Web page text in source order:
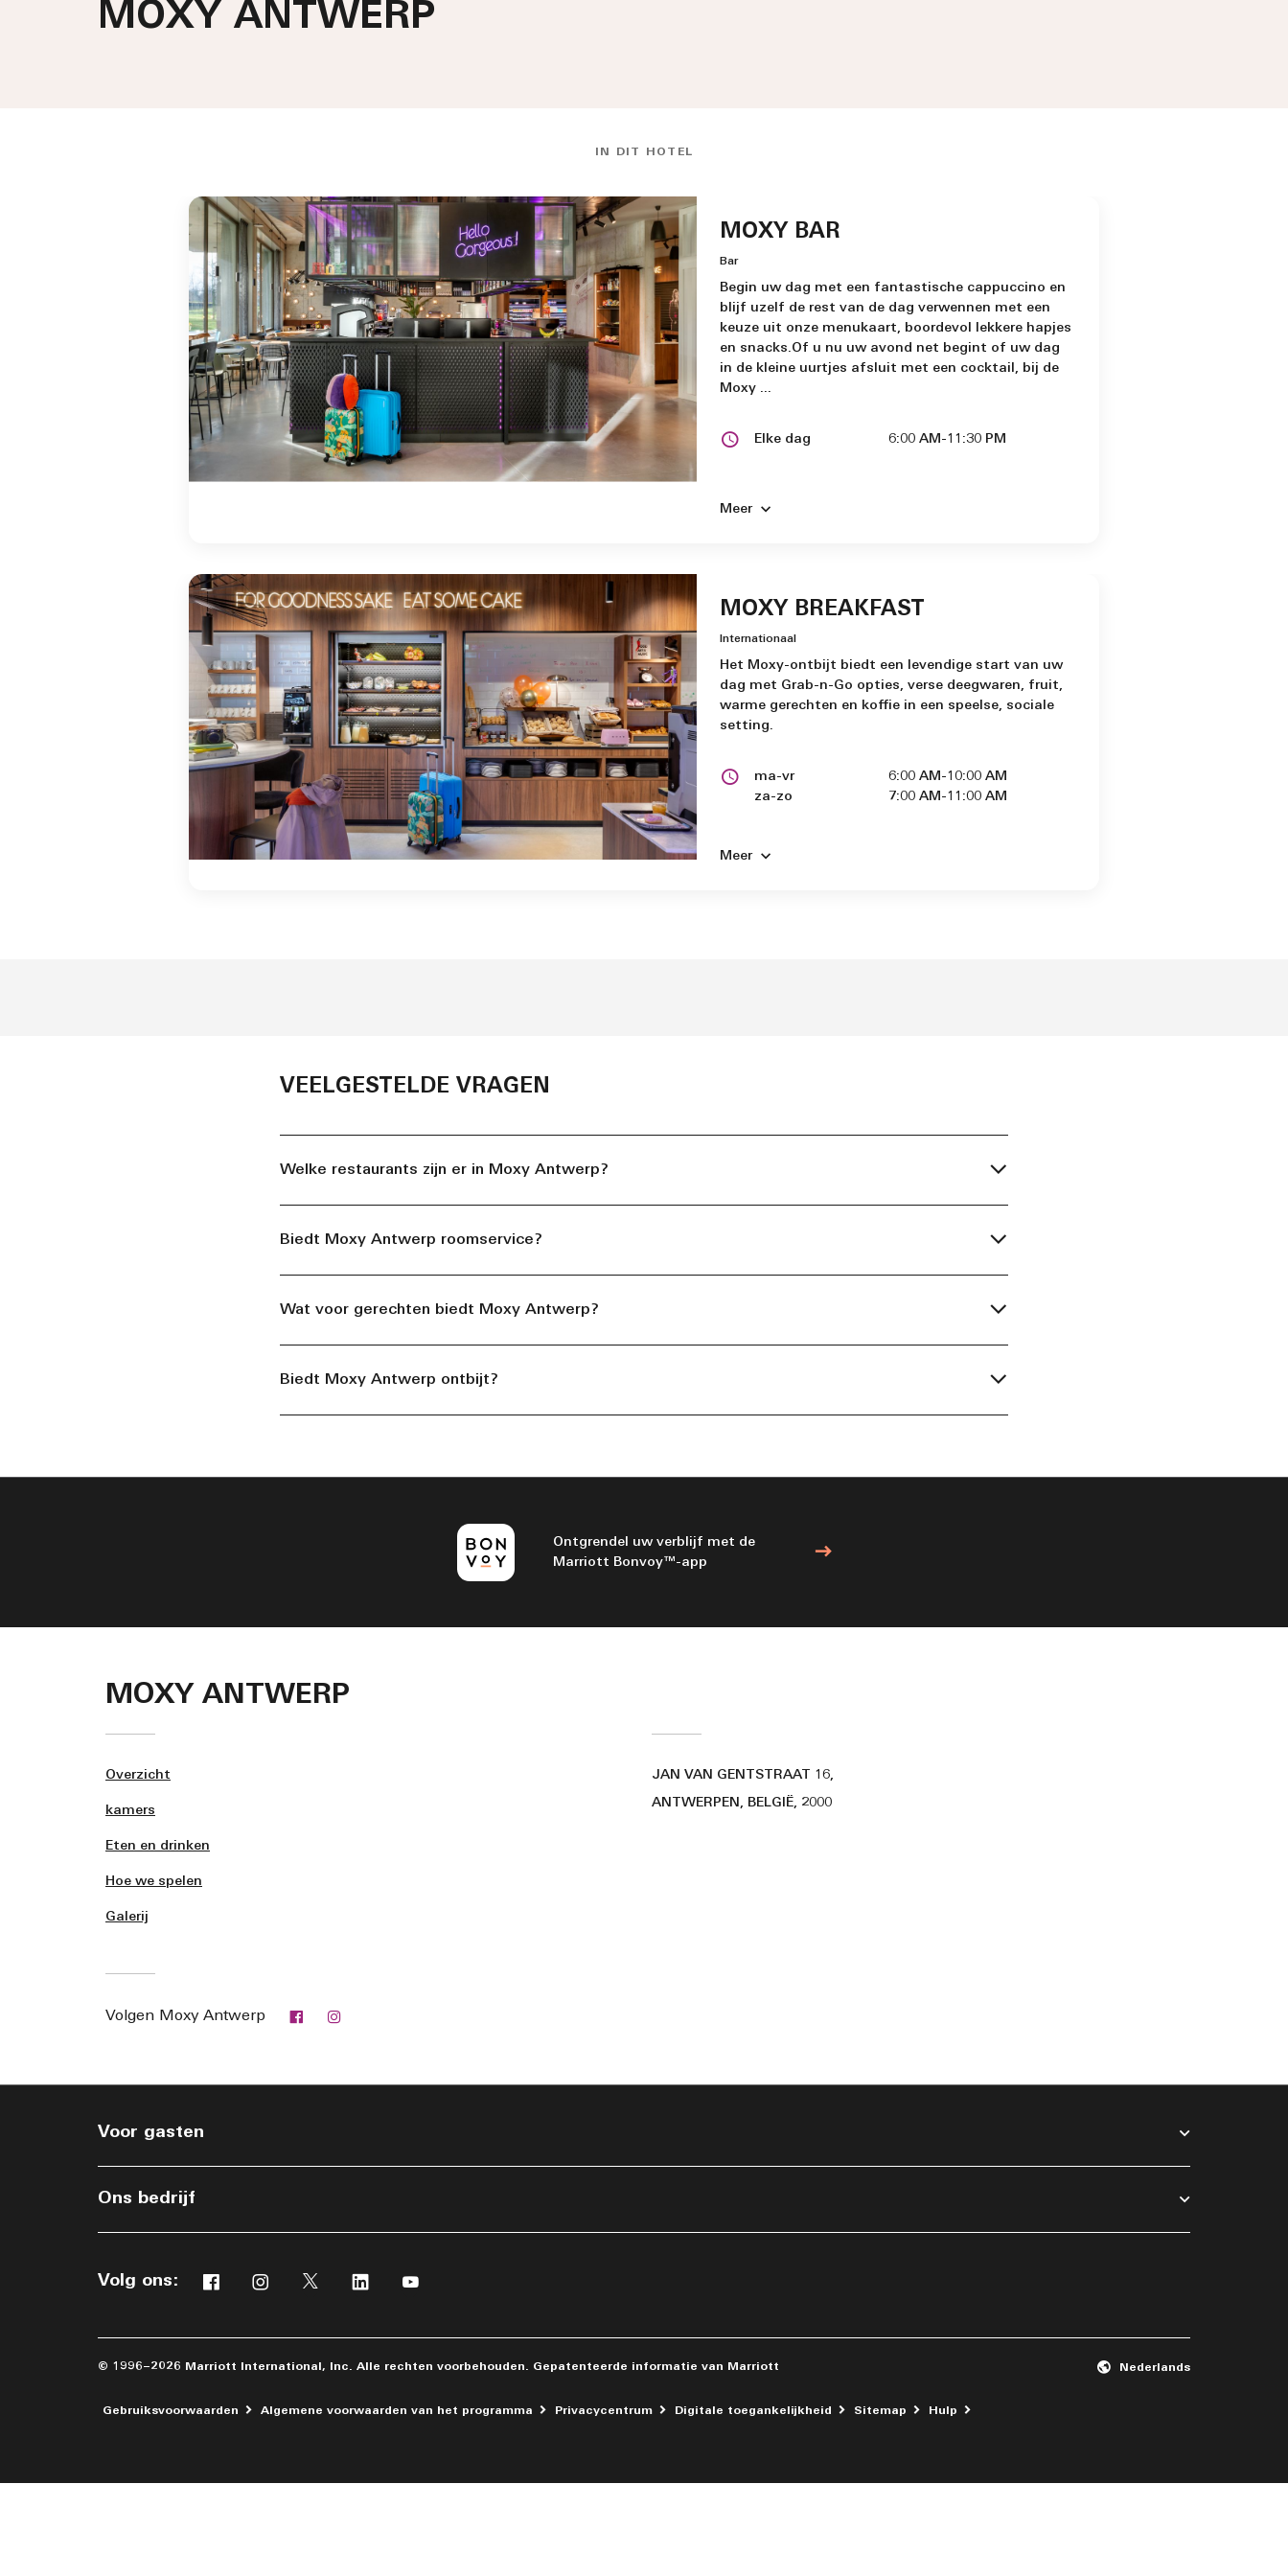
MOXY ANTWERP
IN DIT HOTEL
MOXY BAR
Bar
Begin uw dag met een fantastische cappuccino en
blijf uzelf de rest van de dag verwennen met een
keuze uit onze menukaart, boordevol lekkere hapjes
en snacks.Of u nu uw avond net begint of uw dag
in de kleine uurtjes afsluit met een cocktail, bij de
Moxy ...
Elke dag 6:00 AM-11:30 PM
Meer
MOXY BREAKFAST
Internationaal
Het Moxy-ontbijt biedt een levendige start van uw
dag met Grab-n-Go opties, verse deegwaren, fruit,
warme gerechten en koffie in een speelse, sociale
setting.
ma-vr
6:00 AM-10:00 AM
za-zo
7:00 AM-11:00 AM
Meer
VEELGESTELDE VRAGEN
Welke restaurants zijn er in Moxy Antwerp?
Biedt Moxy Antwerp roomservice?
Wat voor gerechten biedt Moxy Antwerp?
Biedt Moxy Antwerp ontbijt?
Ontgrendel uw verblijf met de
Marriott Bonvoy™-app
MOXY ANTWERP
Overzicht
kamers
Eten en drinken
Hoe we spelen
Galerij
JAN VAN GENTSTRAAT 16,
ANTWERPEN, BELGIË, 2000
Volgen Moxy Antwerp Facebook
Voor gasten
Ons bedrijf
Volg ons: FacebookInstagramTwitter Linkedin
© 1996–2026 Marriott International, Inc. Alle rechten voorbehouden. Gepatenteerde informatie van Marriott Nederlands
Gebruiksvoorwaarden Algemene voorwaarden van het programma Privacycentrum Digitale toegankelijkheid Sitemap Hulp